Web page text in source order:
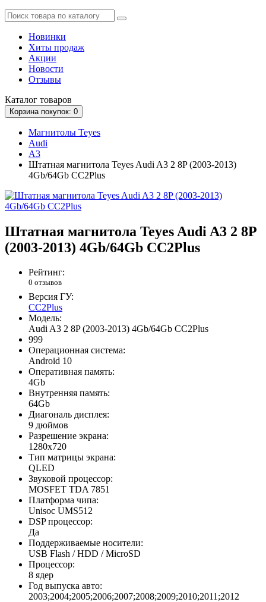
Новинки
Хиты продаж
Акции
Новости
Отзывы
Каталог товаров
Корзина покупок: 0
Магнитолы Teyes
Audi
A3
Штатная магнитола Teyes Audi A3 2 8P (2003-2013)
4Gb/64Gb CC2Plus
Штатная магнитола Teyes Audi A3 2 8P
(2003-2013) 4Gb/64Gb CC2Plus
Рейтинг:
0 отзывов
Версия ГУ:
CC2Plus
Модель:
Audi A3 2 8P (2003-2013) 4Gb/64Gb CC2Plus
999
Операционная система:
Android 10
Оперативная память:
4Gb
Внутренняя память:
64Gb
Диагональ дисплея:
9 дюймов
Разрешение экрана:
1280x720
Тип матрицы экрана:
QLED
Звуковой процессор:
MOSFET TDA 7851
Платформа чипа:
Unisoc UMS512
DSP процессор:
Да
Поддерживаемые носители:
USB Flash / HDD / MicroSD
Процессор:
8 ядер
Год выпуска авто:
2003;2004;2005;2006;2007;2008;2009;2010;2011;2012